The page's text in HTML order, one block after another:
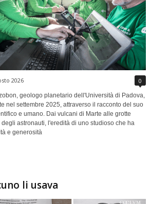
2026 0
geologo planetario dell'Università di Padova,
nel settembre 2025, attraverso il racconto del suo
e umano. Dai vulcani di Marte alle grotte
astronauti, l'eredità di uno studioso che ha
e generosità
li usava